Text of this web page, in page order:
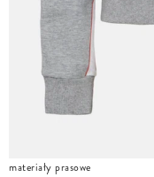
materiały prasowe